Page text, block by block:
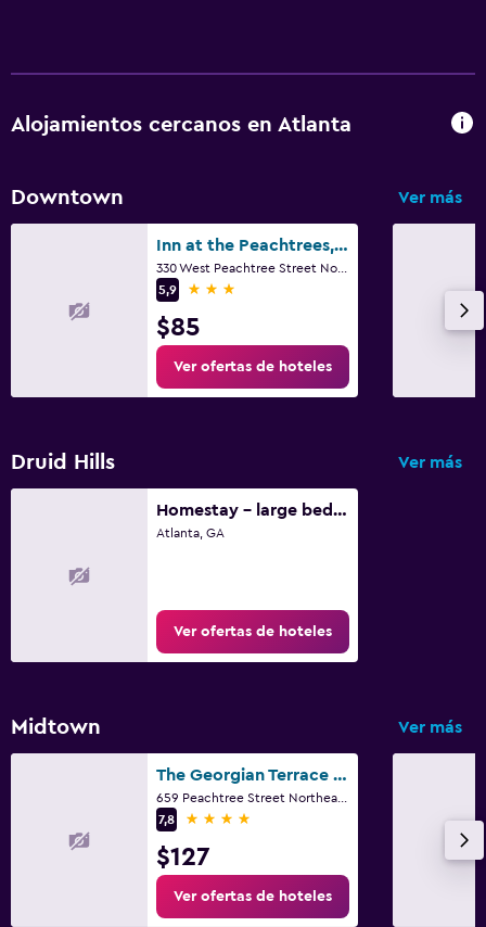
Alojamientos cercanos en Atlanta
Downtown Ver más
Inn at the Peachtrees, an Ascend Collection Hotel
5,9
3 estrellas
$85
Ver ofertas de hoteles
Druid Hills Ver más
Homestay - large bedroom on the second floor
Atlanta, GA
Ver ofertas de hoteles
Midtown Ver más
The Georgian Terrace Hotel
7,8
4 estrellas
$127
Ver ofertas de hoteles